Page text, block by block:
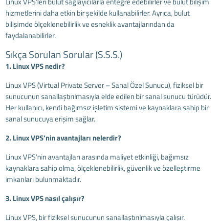
hizmetlerini daha etkin bir şekilde kullanabilirler. Ayrıca, bulut
bilişimde ölçeklenebilirlik ve esneklik avantajlarından da
faydalanabilirler.
Sıkça Sorulan Sorular (S.S.S.)
1. Linux VPS nedir?
Linux VPS (Virtual Private Server – Sanal Özel Sunucu), fiziksel bir
sunucunun sanallaştırılmasıyla elde edilen bir sanal sunucu türüdür.
Her kullanıcı, kendi bağımsız işletim sistemi ve kaynaklara sahip bir
sanal sunucuya erişim sağlar.
2. Linux VPS’nin avantajları nelerdir?
Linux VPS’nin avantajları arasında maliyet etkinliği, bağımsız
kaynaklara sahip olma, ölçeklenebilirlik, güvenlik ve özelleştirme
imkanları bulunmaktadır.
3. Linux VPS nasıl çalışır?
Linux VPS, bir fiziksel sunucunun sanallaştırılmasıyla çalışır.